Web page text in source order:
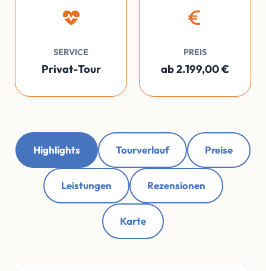
SERVICE
Privat-Tour
PREIS
ab 2.199,00 €
Highlights Tourverlauf Preise
Leistungen Rezensionen
Karte